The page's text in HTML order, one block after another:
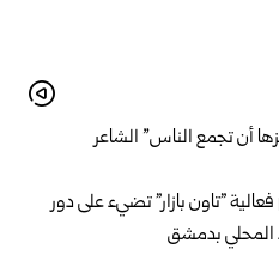
أن تجمع الناس” الشاعر